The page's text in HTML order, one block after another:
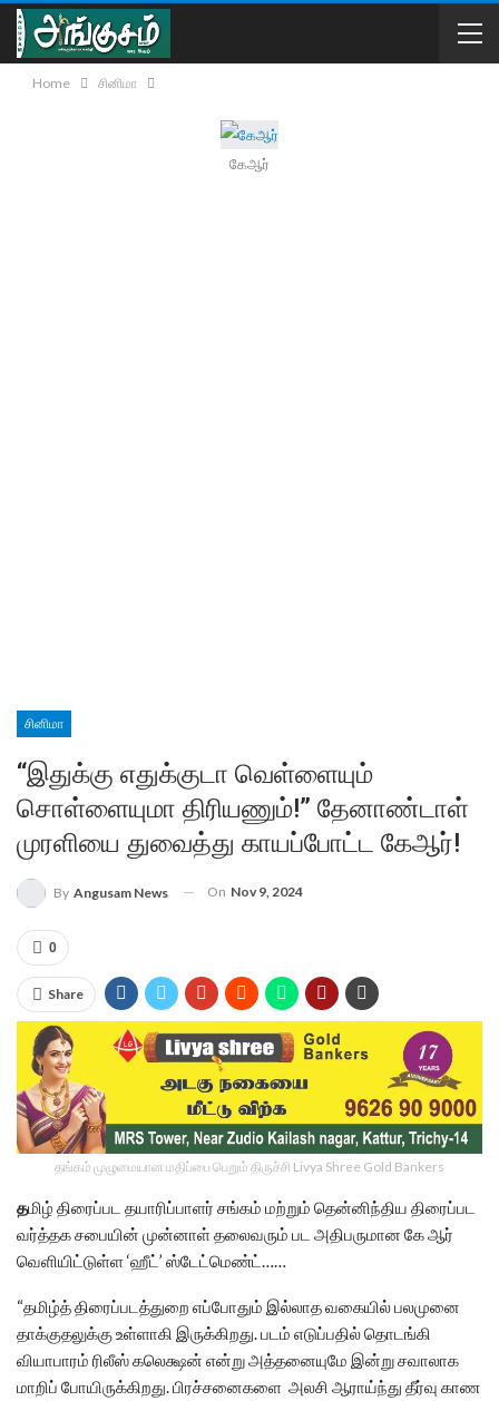
Home சினிமா
கேஆர்
சினிமா
“இதுக்கு எதுக்குடா வெள்ளையும்
சொள்ளையுமா திரியணும்!” தேனாண்டாள்
முரளியை துவைத்து காயப்போட்ட கேஆர்!
By Angusam News On Nov 9, 2024
0
Share
தங்கம் முழுமையான மதிப்பை பெறும் திருச்சி Livya Shree Gold Bankers
தமிழ் திரைப்பட தயாரிப்பாளர் சங்கம் மற்றும் தென்னிந்திய திரைப்பட
வர்த்தக சபையின் முன்னாள் தலைவரும் பட அதிபருமான கே ஆர்
வெளியிட்டுள்ள ‘ஹீட்’ ஸ்டேட்மெண்ட்……
“தமிழ்த் திரைப்படத்துறை எப்போதும் இல்லாத வகையில் பலமுனை
தாக்குதலுக்கு உள்ளாகி இருக்கிறது. படம் எடுப்பதில் தொடங்கி
வியாபாரம் ரிலீஸ் கலெக்ஷன் என்று அத்தனையுமே இன்று சவாலாக
மாறிப் போயிருக்கிறது. பிரச்சனைகளை அலசி ஆராய்ந்து தீர்வு காண